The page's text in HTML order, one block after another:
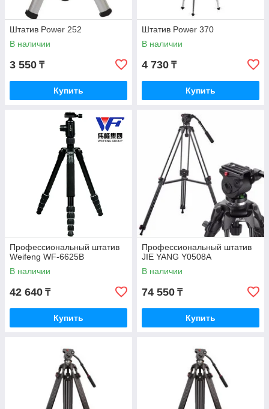
Штатив Power 252
В наличии
3 550 ₸
Купить
Штатив Power 370
В наличии
4 730 ₸
Купить
Профессиональный штатив
Weifeng WF-6625B
В наличии
42 640 ₸
Купить
Профессиональный штатив
JIE YANG Y0508A
В наличии
74 550 ₸
Купить